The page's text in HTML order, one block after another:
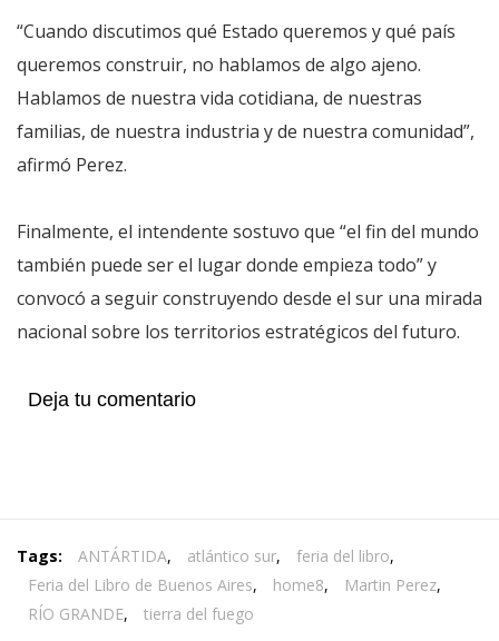
“Cuando discutimos qué Estado queremos y qué país
queremos construir, no hablamos de algo ajeno.
Hablamos de nuestra vida cotidiana, de nuestras
familias, de nuestra industria y de nuestra comunidad”,
afirmó Perez.
Finalmente, el intendente sostuvo que “el fin del mundo
también puede ser el lugar donde empieza todo” y
convocó a seguir construyendo desde el sur una mirada
nacional sobre los territorios estratégicos del futuro.
Deja tu comentario
Tags: ANTÁRTIDA, atlántico sur, feria del libro,
Feria del Libro de Buenos Aires, home8, Martin Perez,
RÍO GRANDE, tierra del fuego